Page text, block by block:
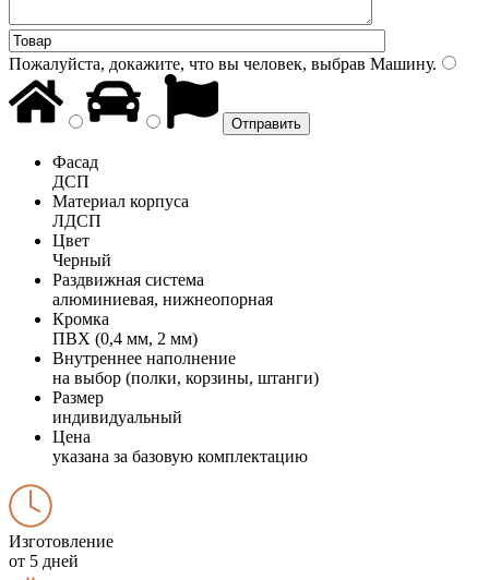
Пожалуйста, докажите, что вы человек, выбрав Машину.
Фасад
ДСП
Материал корпуса
ЛДСП
Цвет
Черный
Раздвижная система
алюминиевая, нижнеопорная
Кромка
ПВХ (0,4 мм, 2 мм)
Внутреннее наполнение
на выбор (полки, корзины, штанги)
Размер
индивидуальный
Цена
указана за базовую комплектацию
Изготовление
от 5 дней